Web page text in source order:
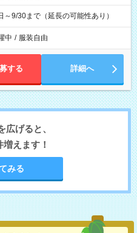
9/30まで（延長の可能性あり）
中 / 服装自由
する 詳細へ
広げると、
増えます！
みる